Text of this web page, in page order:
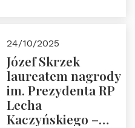
24/10/2025
Józef Skrzek
laureatem nagrody
im. Prezydenta RP
Lecha
Kaczyńskiego –